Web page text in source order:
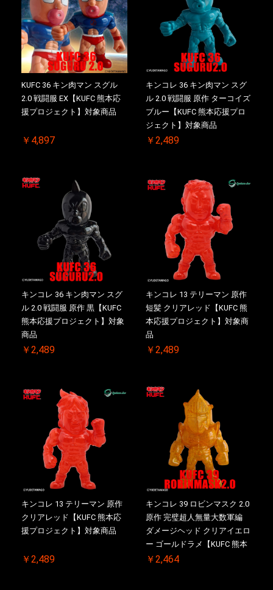
KUFC 36 キン肉マン スグル
2.0 戦闘服 EX【KUFC 熊本応
援プロジェクト】対象商品
￥4,897
キンコレ 36 キン肉マン スグ
ル 2.0 戦闘服 原作 ターコイズ
ブルー【KUFC 熊本応援プロ
ジェクト】対象商品
￥2,489
キンコレ 36 キン肉マン スグ
ル 2.0 戦闘服 原作 黒【KUFC
熊本応援プロジェクト】対象
商品
￥2,489
キンコレ 13 テリーマン 原作
短髪 クリアレッド【KUFC 熊
本応援プロジェクト】対象商
品
￥2,489
キンコレ 13 テリーマン 原作
クリアレッド【KUFC 熊本応
援プロジェクト】対象商品
￥2,489
キンコレ 39 ロビンマスク 2.0
原作 完璧超人無量大数軍編
ダメージヘッド クリアイエロ
ー ゴールドラメ【KUFC 熊本
応援プロジェクト】対象商品
￥2,464